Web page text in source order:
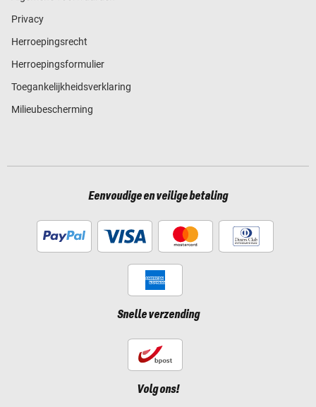
Privacy
Herroepingsrecht
Herroepingsformulier
Toegankelijkheidsverklaring
Milieubescherming
Eenvoudige en veilige betaling
Snelle verzending
Volg ons!